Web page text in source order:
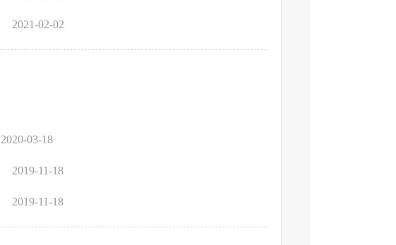
2021-02-02
2020-03-18
2019-11-18
2019-11-18